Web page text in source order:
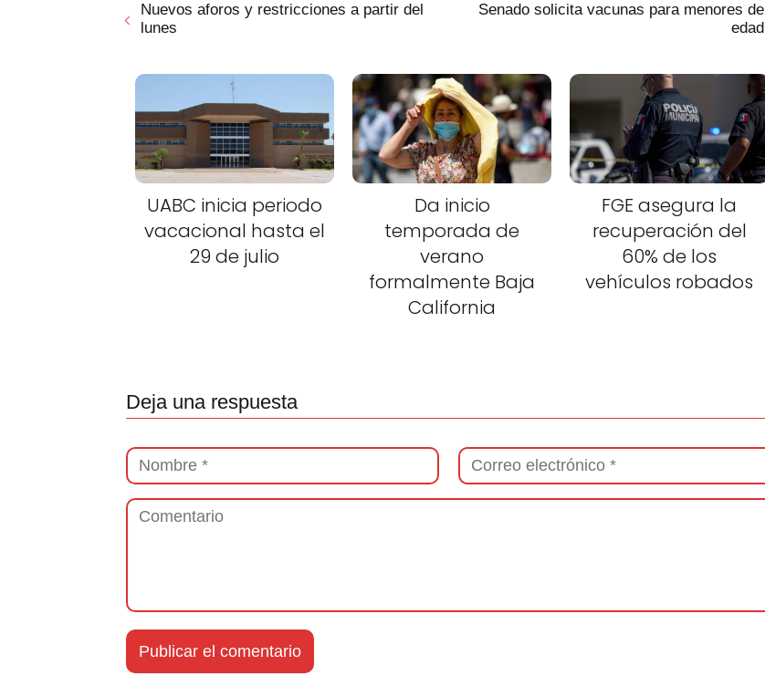
Nuevos aforos y restricciones a partir del
lunes
Senado solicita vacunas para menores de
edad
UABC inicia periodo
vacacional hasta el
29 de julio
Da inicio
temporada de
verano
formalmente Baja
California
FGE asegura la
recuperación del
60% de los
vehículos robados
Deja una respuesta